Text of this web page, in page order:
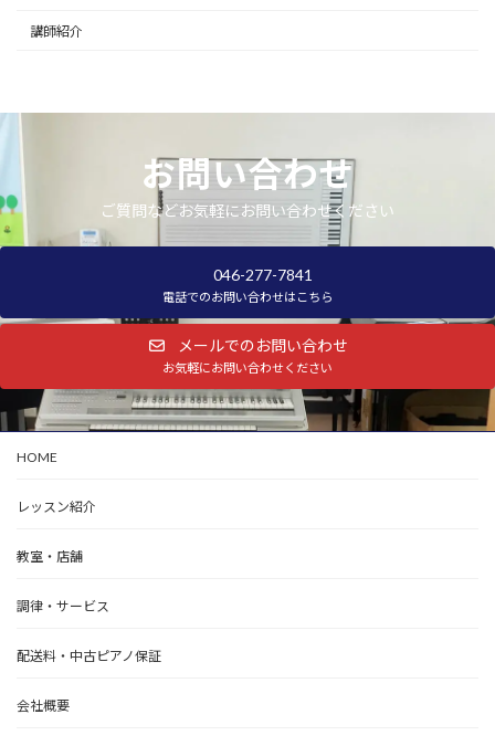
講師紹介
お問い合わせ
ご質問などお気軽にお問い合わせください
046-277-7841
電話でのお問い合わせはこちら
メールでのお問い合わせ
お気軽にお問い合わせください
HOME
レッスン紹介
教室・店舗
調律・サービス
配送料・中古ピアノ保証
会社概要